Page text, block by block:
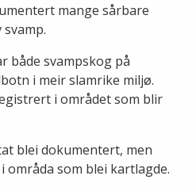
mange sårbare
både svampskog på
i meir slamrike miljø.
i området som blir
blei dokumentert, men
områda som blei kartlagde.